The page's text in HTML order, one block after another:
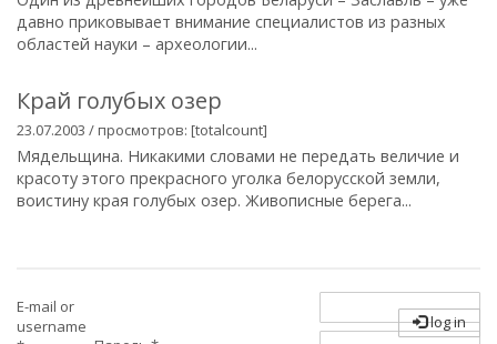
давно приковывает внимание специалистов из разных
областей науки – археологии...
Край голубых озер
23.07.2003 / просмотров: [totalcount]
Мядельщина. Никакими словами не передать величие и
красоту этого прекрасного уголка белорусской земли,
воистину края голубых озер. Живописные берега...
E-mail or
username
log in